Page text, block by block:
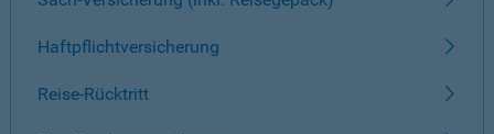
Haftpflichtversicherung
Reise-Rücktritt